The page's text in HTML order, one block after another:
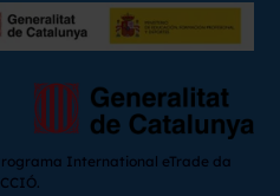
International eTrade da